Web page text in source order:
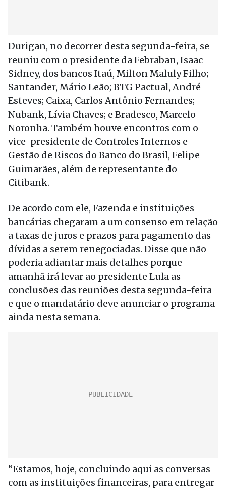
Durigan, no decorrer desta segunda-feira, se
reuniu com o presidente da Febraban, Isaac
Sidney, dos bancos Itaú, Milton Maluly Filho;
Santander, Mário Leão; BTG Pactual, André
Esteves; Caixa, Carlos Antônio Fernandes;
Nubank, Lívia Chaves; e Bradesco, Marcelo
Noronha. Também houve encontros com o
vice-presidente de Controles Internos e
Gestão de Riscos do Banco do Brasil, Felipe
Guimarães, além de representante do
Citibank.
De acordo com ele, Fazenda e instituições
bancárias chegaram a um consenso em relação
a taxas de juros e prazos para pagamento das
dívidas a serem renegociadas. Disse que não
poderia adiantar mais detalhes porque
amanhã irá levar ao presidente Lula as
conclusões das reuniões desta segunda-feira
e que o mandatário deve anunciar o programa
ainda nesta semana.
“Estamos, hoje, concluindo aqui as conversas
com as instituições financeiras, para entregar